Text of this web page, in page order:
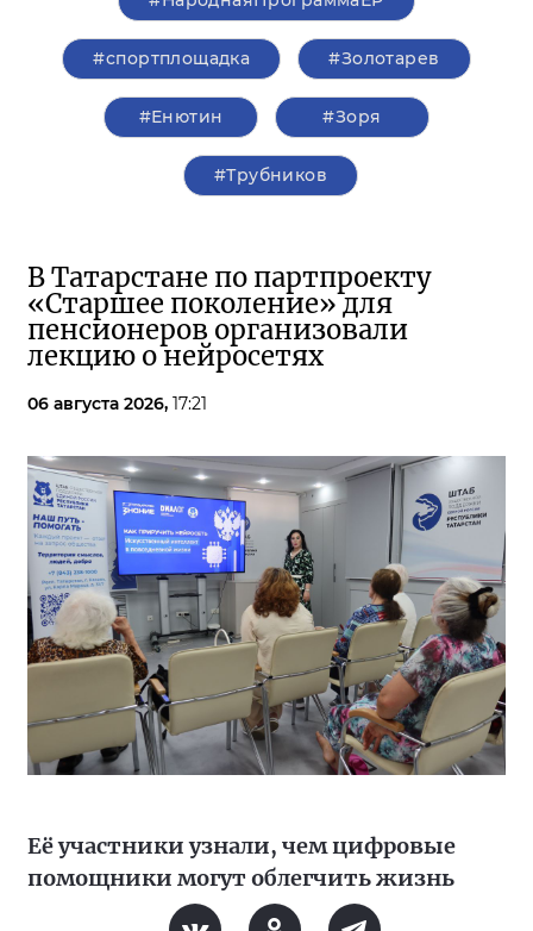
#спортплощадка #Золотарев
#Енютин #Зоря
#Трубников
В Татарстане по партпроекту
«Старшее поколение» для
пенсионеров организовали
лекцию о нейросетях
06 августа 2026, 17:21
Её участники узнали, чем цифровые
помощники могут облегчить жизнь